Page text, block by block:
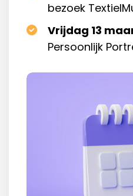
bezoek
Vrijdag 13
Persoonlijk